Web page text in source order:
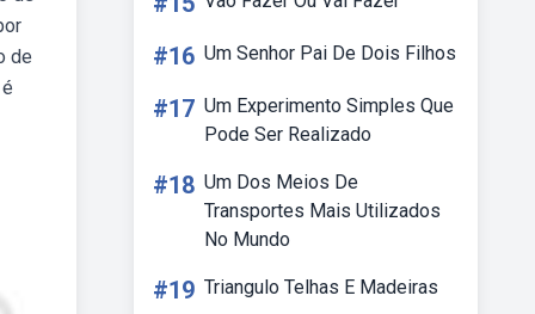
de
#16 Um Senhor Pai De Dois Filhos
#17 Um Experimento Simples Que
Pode Ser Realizado
#18 Um Dos Meios De
Transportes Mais Utilizados
No Mundo
#19 Triangulo Telhas E Madeiras